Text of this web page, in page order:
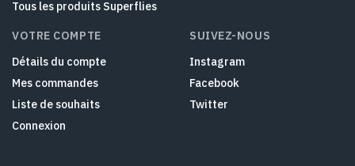
Tous les produits Superflies
VOTRE COMPTE
Détails du compte
Mes commandes
Liste de souhaits
Connexion
SUIVEZ-NOUS
Instagram
Facebook
Twitter